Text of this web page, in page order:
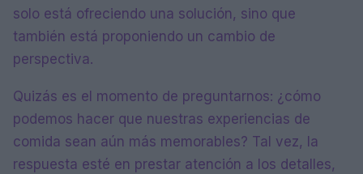
solo está ofreciendo una solución, sino que
también está proponiendo un cambio de
perspectiva.
Quizás es el momento de preguntarnos: ¿cómo
podemos hacer que nuestras experiencias de
comida sean aún más memorables? Tal vez, la
respuesta esté en prestar atención a los detalles,